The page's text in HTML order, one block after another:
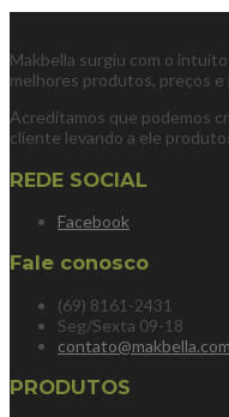
Makbella surgiu com o
melhores produtos, preços e
Acreditamos que podemos
cliente levando a ele
REDE SOCIAL
Facebook
Fale conosco
(69) 8161-2431
Seg/Sexta 09-18
PRODUTOS